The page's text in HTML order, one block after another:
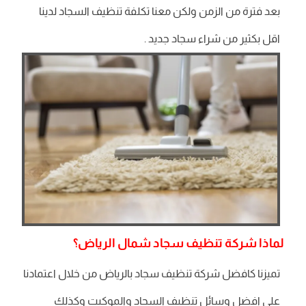
بعد فترة من الزمن ولكن معنا تكلفة تنظيف السجاد لدينا
اقل بكثير من شراء سجاد جديد .
لماذا شركة تنظيف سجاد شمال الرياض؟
تميزنا كافضل شركة تنظيف سجاد بالرياض من خلال اعتمادنا
على افضل وسائل تنظيف السجاد والموكيت وكذلك